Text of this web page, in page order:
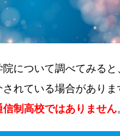
について調べてみる
れている場合がありま
信制高校ではありません